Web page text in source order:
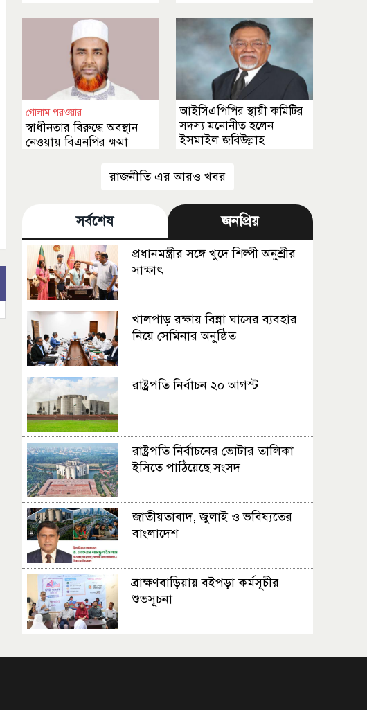
গোলাম পরওয়ার
স্বাধীনতার বিরুদ্ধে অবস্থান
নেওয়ায় বিএনপির ক্ষমা
আইসিএপিপির স্থায়ী কমিটির
সদস্য মনোনীত হলেন
ইসমাইল জবিউল্লাহ
রাজনীতি এর আরও খবর
সর্বশেষ জনপ্রিয়
প্রধানমন্ত্রীর সঙ্গে খুদে শিল্পী অনুশ্রীর
সাক্ষাৎ
খালপাড় রক্ষায় বিন্না ঘাসের ব্যবহার
নিয়ে সেমিনার অনুষ্ঠিত
রাষ্ট্রপতি নির্বাচন ২০ আগস্ট
রাষ্ট্রপতি নির্বাচনের ভোটার তালিকা
ইসিতে পাঠিয়েছে সংসদ
জাতীয়তাবাদ, জুলাই ও ভবিষ্যতের
বাংলাদেশ
ব্রাক্ষণবাড়িয়ায় বইপড়া কর্মসূচীর
শুভসূচনা